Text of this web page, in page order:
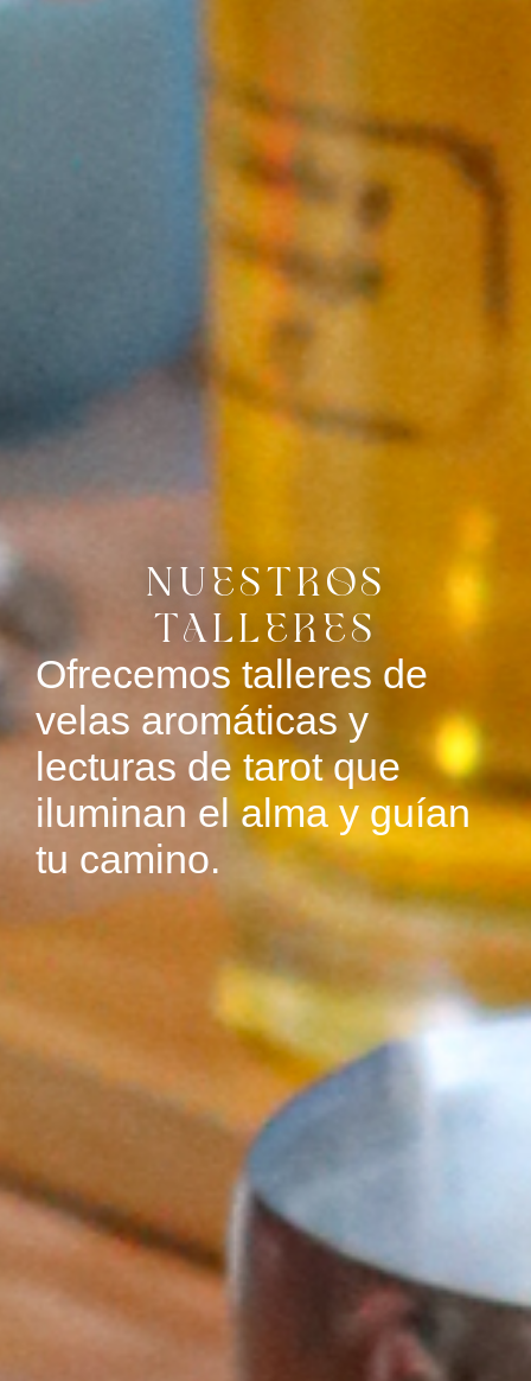
NUESTROS
TALLERES
Ofrecemos talleres de
velas aromáticas y
lecturas de tarot que
iluminan el alma y guían
tu camino.